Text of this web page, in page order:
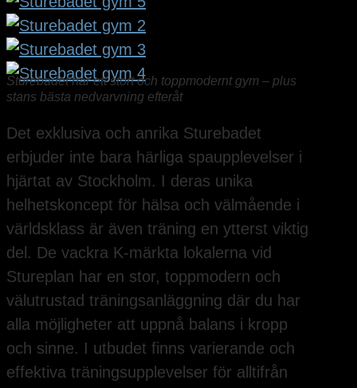
Sturebadet har ett stort och toppmodernt gym – plus
stans bästa nedvarvning efteråt
Det exklusiva och anrika Sturebadet
erbjuder inte bara härliga spaupplevelser i
hjärtat av Stockholm. I deras unika
helhetskoncept för hälsa och välmående i
världsklass är även träning en ytterst viktig
del. De vackra K-märkta lokalerna vid
Stureplan har en stor, toppmodern och
välutrustad träningsanläggning där du har
alla möjligheter att uppnå balans i kropp
och sinne. I utbudet finns varierande och
effektiva träningsupplevelser för alltifrån